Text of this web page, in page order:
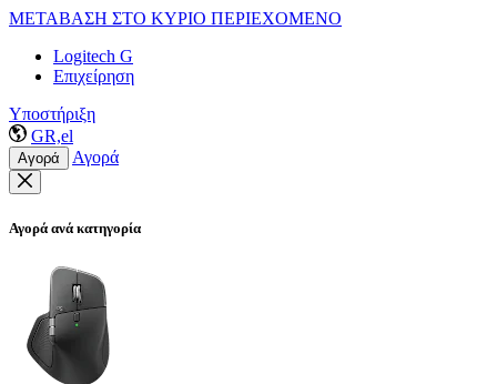
ΜΕΤΑΒΑΣΗ ΣΤΟ ΚΥΡΙΟ ΠΕΡΙΕΧΟΜΕΝΟ
Logitech G
Επιχείρηση
Υποστήριξη
GR,el
Αγορά Αγορά
Αγορά ανά κατηγορία